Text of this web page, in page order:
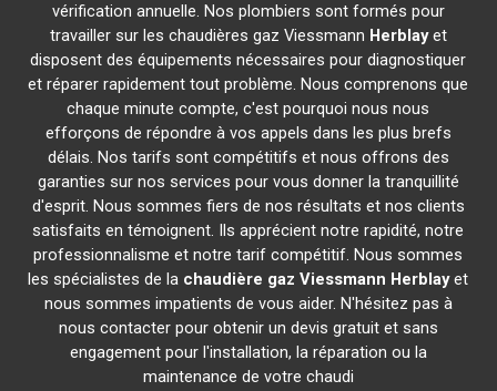
vérification annuelle. Nos plombiers sont formés pour
travailler sur les chaudières gaz Viessmann Herblayet
disposent des équipements nécessaires pour diagnostiquer
et réparer rapidement tout problème. Nous comprenons que
chaque minute compte, c'est pourquoi nous nous
efforçons de répondre à vos appels dans les plus brefs
délais. Nos tarifs sont compétitifs et nous offrons des
garanties sur nos services pour vous donner la tranquillité
d'esprit. Nous sommes fiers de nos résultats et nos clients
satisfaits en témoignent. Ils apprécient notre rapidité, notre
professionnalisme et notre tarif compétitif. Nous sommes
les spécialistes de la chaudière gaz Viessmann Herblayet
nous sommes impatients de vous aider. N'hésitez pas à
nous contacter pour obtenir un devis gratuit et sans
engagement pour l'installation, la réparation ou la
maintenance de votre chaudi